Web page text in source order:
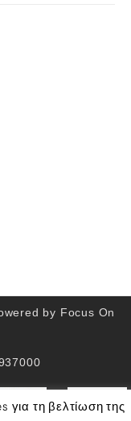
by Focus On
για τη βελτίωση της